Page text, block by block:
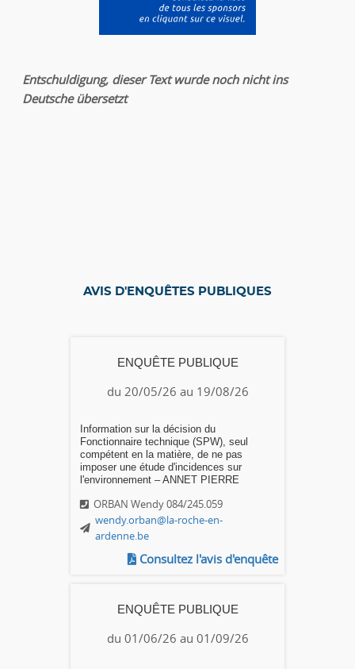
Entschuldigung, dieser Text wurde noch nicht ins
Deutsche übersetzt
AVIS D'ENQUÊTES PUBLIQUES
ENQUÊTE PUBLIQUE
du 20/05/26 au 19/08/26
Information sur la décision du
Fonctionnaire technique (SPW), seul
compétent en la matière, de ne pas
imposer une étude d'incidences sur
l'environnement – ANNET PIERRE
ORBAN Wendy 084/245.059
wendy.orban@la-roche-en-
ardenne.be
Consultez l'avis d'enquête
ENQUÊTE PUBLIQUE
du 01/06/26 au 01/09/26